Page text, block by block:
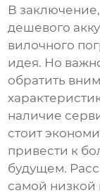
В заключение,
дешевого
вилочного
идея. Но
обратить
наличие
стоит
привести к
будущем.
самой низкой